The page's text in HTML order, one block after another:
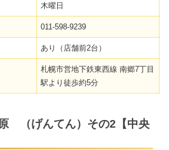
木曜日
011-598-9239
あり（店舗前2台）
札幌市営地下鉄東西線 南郷7丁目
駅より徒歩約5分
ゝ（げんてん）その2【中央